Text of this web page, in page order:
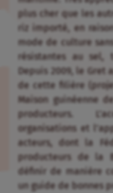
plus cher que les
riz importé, en
mode de culture
résistantes au sel,
Depuis 2009, le
de cette filière
Maison guinéenne
producteurs.
organisations et
acteurs, dont la
producteurs de la
définir de manière
un guide de bonnes